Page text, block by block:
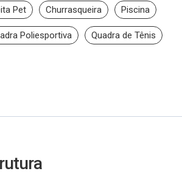
Pet Churrasqueira Piscina
Poliesportiva Quadra de Tênis